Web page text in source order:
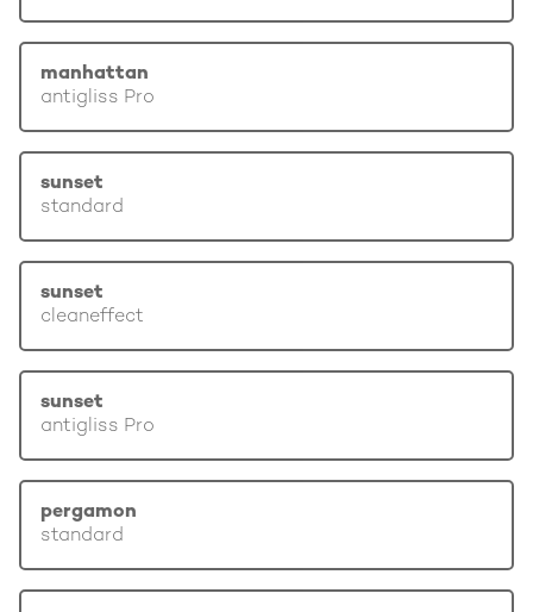
manhattan
antigliss Pro
sunset
standard
sunset
cleaneffect
sunset
antigliss Pro
pergamon
standard